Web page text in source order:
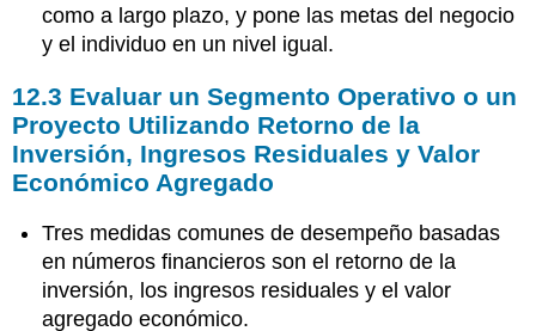
como a largo plazo, y pone las metas del negocio
y el individuo en un nivel igual.
12.3 Evaluar un Segmento Operativo o un
Proyecto Utilizando Retorno de la
Inversión, Ingresos Residuales y Valor
Económico Agregado
Tres medidas comunes de desempeño basadas
en números financieros son el retorno de la
inversión, los ingresos residuales y el valor
agregado económico.